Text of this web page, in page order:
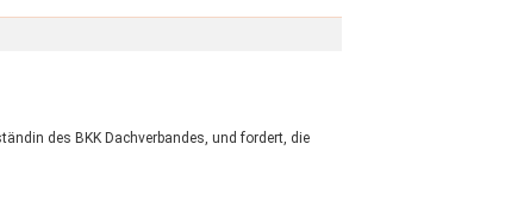
des BKK Dachverbandes, und fordert, die